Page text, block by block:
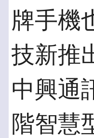
牌手機
技新推
中興通
階智慧